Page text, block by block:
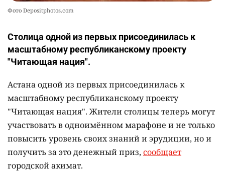
Фото Depositphotos.com
Столица одной из первых присоединилась к
масштабному республиканскому проекту
"Читающая нация".
Астана одной из первых присоединилась к
масштабному республиканскому проекту
"Читающая нация". Жители столицы теперь могут
участвовать в одноимённом марафоне и не только
повысить уровень своих знаний и эрудиции, но и
получить за это денежный приз, сообщает
городской акимат.